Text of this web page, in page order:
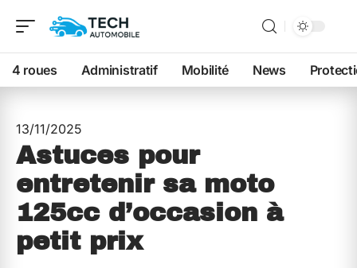
4 roues Administratif Mobilité News
13/11/2025
Astuces pour
entretenir sa moto
125cc d’occasion à
petit prix